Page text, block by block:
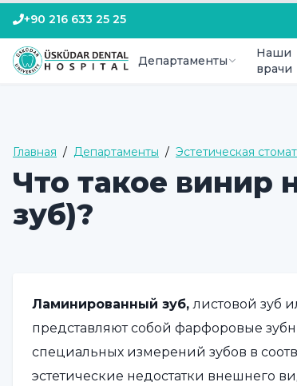
+90 216 633 25 25
Департаменты
Наши
врачи
Главная / Департаменты / Эстетическая
Что такое винир
зуб)?
Ламинированный зуб,листовой зуб
представляют собой фарфоровые
специальных измерений зубов в
эстетические недостатки внешнего